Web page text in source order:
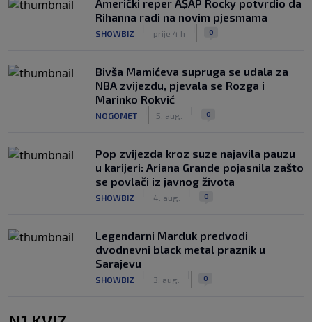
Američki reper A$AP Rocky potvrdio da
Rihanna radi na novim pjesmama
SHOWBIZ prije 4 h 0
Bivša Mamićeva supruga se udala za
NBA zvijezdu, pjevala se Rozga i
Marinko Rokvić
NOGOMET 5. aug. 0
Pop zvijezda kroz suze najavila pauzu
u karijeri: Ariana Grande pojasnila zašto
se povlači iz javnog života
SHOWBIZ 4. aug. 0
Legendarni Marduk predvodi
dvodnevni black metal praznik u
Sarajevu
SHOWBIZ 3. aug. 0